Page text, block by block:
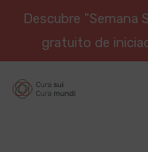
Descubre "Semana
gratuito de